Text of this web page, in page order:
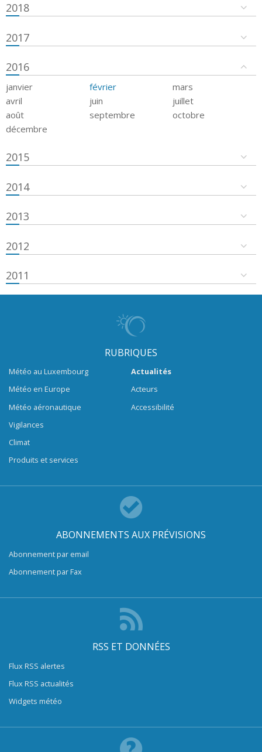
2018
2017
2016
janvier février
mars
avril
juin
juillet
août
septembre
octobre
décembre
2015
2014
2013
2012
2011
RUBRIQUES
Météo au Luxembourg
Météo en Europe
Météo aéronautique
Vigilances
Climat
Produits et services
Actualités
Acteurs
Accessibilité
ABONNEMENTS AUX PRÉVISIONS
Abonnement par email
Abonnement par Fax
RSS ET DONNÉES
Flux RSS alertes
Flux RSS actualités
Widgets météo